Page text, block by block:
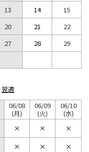
13 14
15
20 21
22
27 28
29
翌週
06/08
(月)
06/09
(火)
06/10
(水)